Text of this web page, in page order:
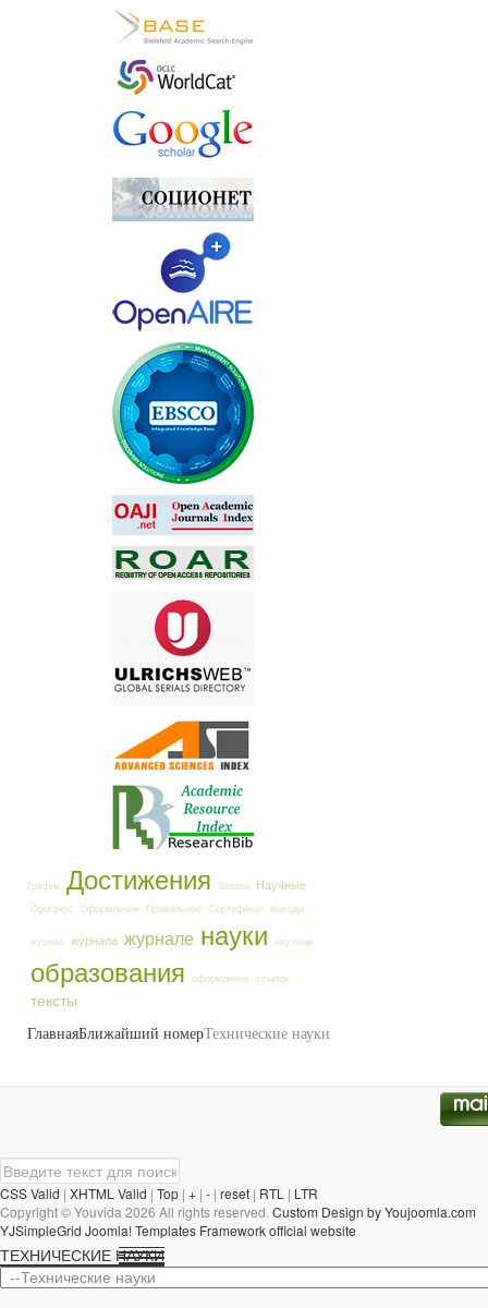
График Достижения Заявка Научные
Оргвзнос Оформление Правильное Сертификат выхода
журнал журнала журнале науки научные
образования оформление ссылок
тексты
ГлавнаяБлижайший номерТехнические науки
CSS Valid | XHTML Valid | Top | + | - | reset | RTL | LTR
Copyright ©Youvida 2026 All rights reserved. Custom Design by Youjoomla.com
YJSimpleGrid Joomla! Templates Framework official website
ТЕХНИЧЕСКИЕ НАУКИ